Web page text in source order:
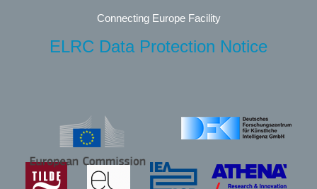
Connecting Europe Facility
ELRC Data Protection Notice